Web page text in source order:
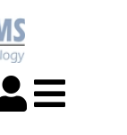
Cuenta deMenú